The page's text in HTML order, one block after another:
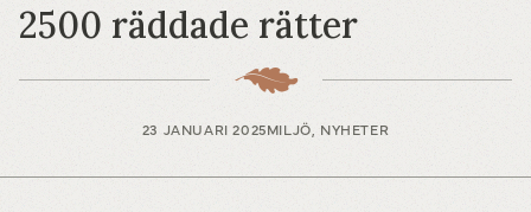
2500 räddade rätter
23 JANUARI 2025MILJÖ, NYHETER